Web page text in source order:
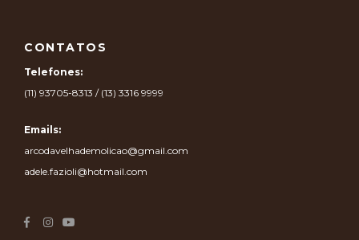
CONTATOS
Telefones:
(11) 93705-8313 / (13) 3316 9999
Emails:
arcodavelhademolicao@gmail.com
adele.fazioli@hotmail.com